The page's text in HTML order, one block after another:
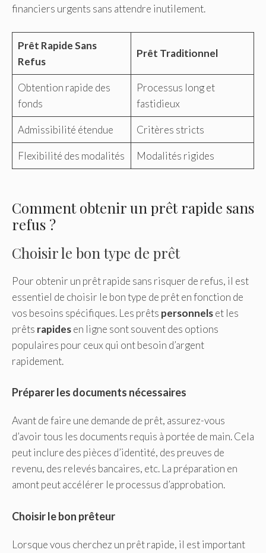
financiers urgents sans attendre inutilement.
Prêt Rapide Sans
Refus
Prêt Traditionnel
Obtention rapide des
fonds
Processus long et
fastidieux
Admissibilité étendue Critères stricts
Flexibilité des modalités Modalités rigides
Comment obtenir un prêt rapide sans
refus ?
Choisir le bon type de prêt
Pour obtenir un prêt rapide sans risquer de refus, il est
essentiel de choisir le bon type de prêt en fonction de
vos besoins spécifiques. Les prêts personnelset les
prêts rapidesen ligne sont souvent des options
populaires pour ceux qui ont besoin d’argent
rapidement.
Préparer les documents nécessaires
Avant de faire une demande de prêt, assurez-vous
d’avoir tous les documents requis à portée de main. Cela
peut inclure des pièces d’identité, des preuves de
revenu, des relevés bancaires, etc. La préparation en
amont peut accélérer le processus d’approbation.
Choisir le bon prêteur
Lorsque vous cherchez un prêt rapide, il est important